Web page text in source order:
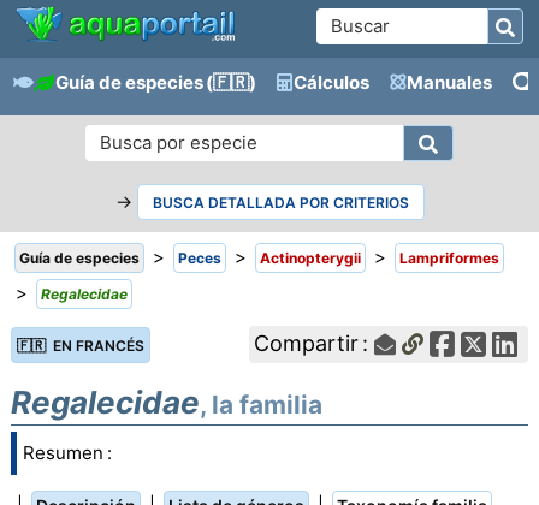
Guía de especies(🇫🇷) Cálculos Manuales
→ BUSCA DETALLADA POR CRITERIOS
Guía de especies > Peces > Actinopterygii > Lampriformes
> Regalecidae
🇫🇷 EN FRANCÉS Compartir :
Regalecidae, la familia
Resumen :